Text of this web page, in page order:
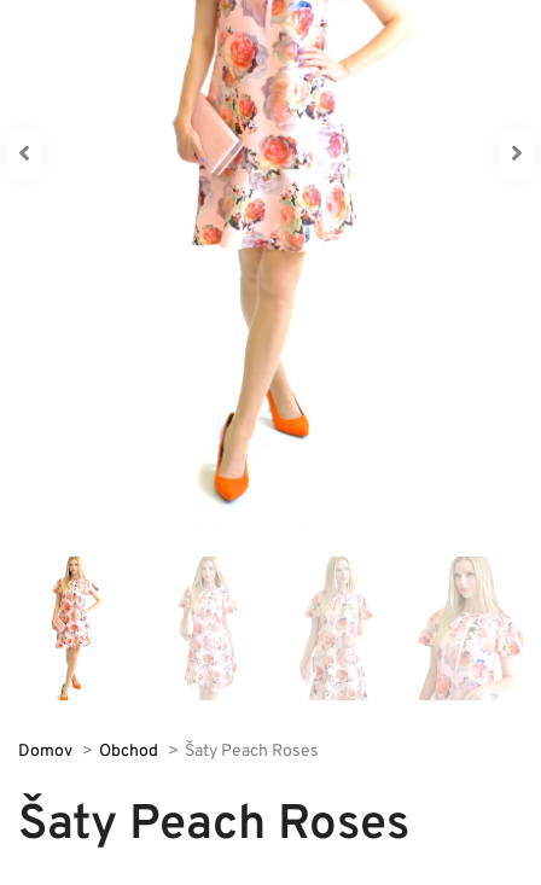
Domov Obchod Šaty Peach Roses
Šaty Peach Roses